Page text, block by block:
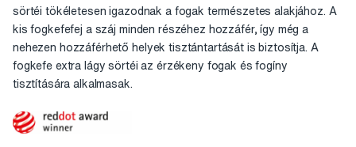
sörtéi tökéletesen igazodnak a fogak természetes alakjához. A
kis fogkefefej a száj minden részéhez hozzáfér, így még a
nehezen hozzáférhető helyek tisztántartását is biztosítja. A
fogkefe extra lágy sörtéi az érzékeny fogak és fogíny
tisztítására alkalmasak.